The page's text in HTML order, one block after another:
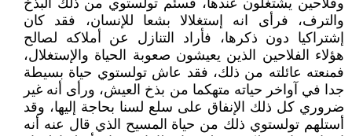
وفلاحين يشتغلون عندها، فسئم تولستوي من ذلك البذخ
والترف، فرأى انه إستغلالا بشعا للإنسان، فقد كان
إشتراكيا دون ذكرها، فأراد التنازل عن أملاكه لصالح
هؤلاء الفلاحين الذين يعيشون صعوبة الحياة والإستغلال،
فمنعته عائلته من ذلك، فقد عاش تولستوي حياة بسيطة
جدا في آواخر حياته متهكما من بذخ العيش، ورأى أنه غير
ضروري كل ذلك الإنفاق على سلع لسنا بحاجة إليها، وقد
أستلهم تولستوي ذلك من حياة المسيح الذي قال عنه أنه